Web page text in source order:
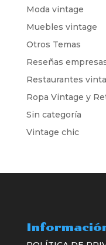
Moda vintage
Muebles vintage
Otros Temas
Reseñas
Restaurantes
Ropa Vintage y
Sin categoría
Vintage chic